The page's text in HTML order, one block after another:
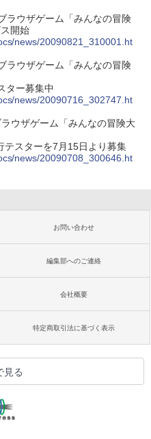
ラウザゲーム「みんなの冒険
開始
news/20090821_310001.ht
ラウザゲーム「みんなの冒険
ター募集中
news/20090716_302747.ht
ウザゲーム「みんなの冒険大
テスターを7月15日より募集
news/20090708_300646.ht
お問い合わせ
編集部へのご連絡
会社概要
特定商取引法に基づく表示
見る